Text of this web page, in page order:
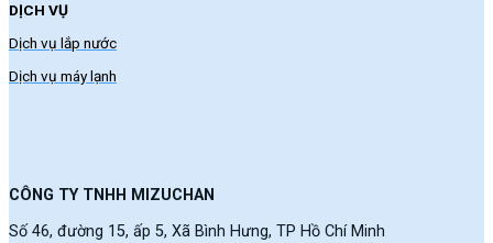
DỊCH VỤ
Dịch vụ lắp nước
Dịch vụ máy lạnh
CÔNG TY TNHH MIZUCHAN
Số 46, đường 15, ấp 5, Xã Bình Hưng, TP Hồ Chí Minh